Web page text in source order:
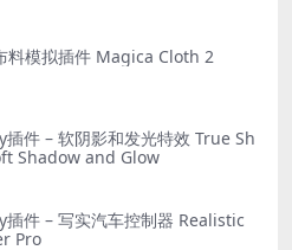
料模拟插件 Magica Cloth 2
插件 – 软阴影和发光特效 True Sh
Shadow and Glow
插件 – 写实汽车控制器 Realistic
Pro